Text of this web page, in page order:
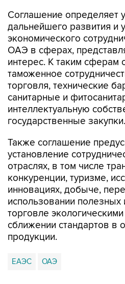
Соглашение определяет
дальнейшего развития и
экономического
ОАЭ в сферах,
интерес. К таким сферам
таможенное
торговля, технические
санитарные и
интеллектуальную
государственные закупки.
Также соглашение
установление
отраслях, в том числе
конкуренции, туризме,
инновациях, добыче,
использовании полезных
торговле
сближении стандартов в
продукции.
ЕАЭС ОАЭ